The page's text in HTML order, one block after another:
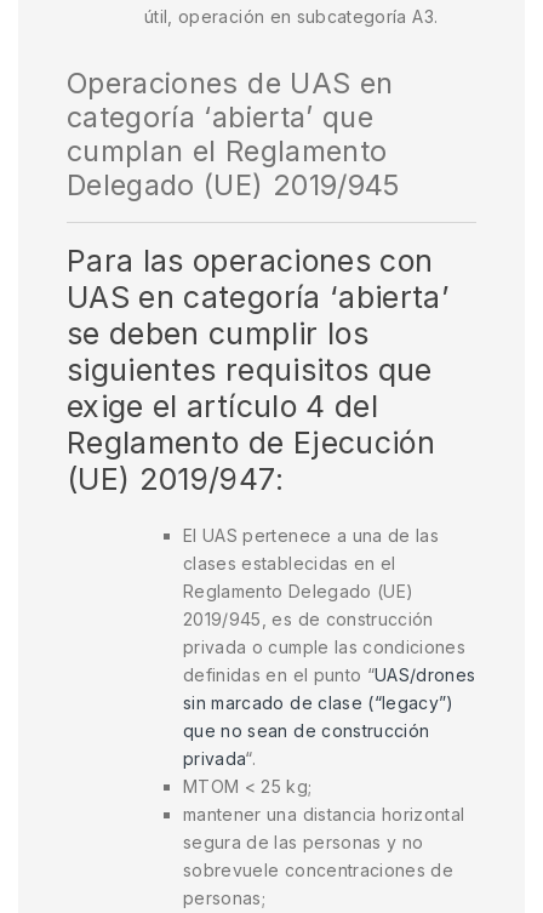
útil, operación en subcategoría A3.
Operaciones de UAS en
categoría ‘abierta’ que
cumplan el Reglamento
Delegado (UE) 2019/945
Para las operaciones con
UAS en categoría ‘abierta’
se deben cumplir los
siguientes requisitos que
exige el artículo 4 del
Reglamento de Ejecución
(UE) 2019/947:
El UAS pertenece a una de las
clases establecidas en el
Reglamento Delegado (UE)
2019/945, es de construcción
privada o cumple las condiciones
definidas en el punto “UAS/drones
sin marcado de clase (“legacy”)
que no sean de construcción
privada“.
MTOM < 25 kg;
mantener una distancia horizontal
segura de las personas y no
sobrevuele concentraciones de
personas;